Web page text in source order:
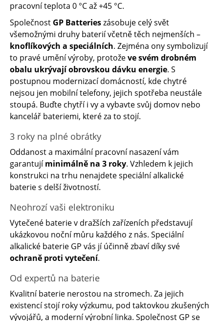
pracovní teplota 0 °C až +45 °C.
Společnost GP Batterieszásobuje celý svět
všemožnými druhy baterií včetně těch nejmenších –
knoflíkových a speciálních. Zejména ony symbolizují
to pravé umění výroby, protoževe svém drobném
obalu ukrývají obrovskou dávku energie. S
postupnou modernizací domácností, kde chytré
nejsou jen mobilní telefony, jejich spotřeba neustále
stoupá. Buďte chytří i vy a vybavte svůj domov nebo
kancelář bateriemi, které za to stojí.
3 roky na plné obrátky
Oddanost a maximální pracovní nasazení vám
garantujíminimálně na 3 roky. Vzhledem k jejich
konstrukci na trhu nenajdete speciální alkalické
baterie s delší životností.
Neohrozí vaši elektroniku
Vytečené baterie v dražších zařízeních představují
ukázkovou noční můru každého z nás. Speciální
alkalické baterie GP vás jí účinně zbaví díky své
ochraně proti vytečení.
Od expertů na baterie
Kvalitní baterie nerostou na stromech. Za jejich
existencí stojí roky výzkumu, pod taktovkou zkušených
vývojářů, a moderní výrobní linka. Společnost GP se